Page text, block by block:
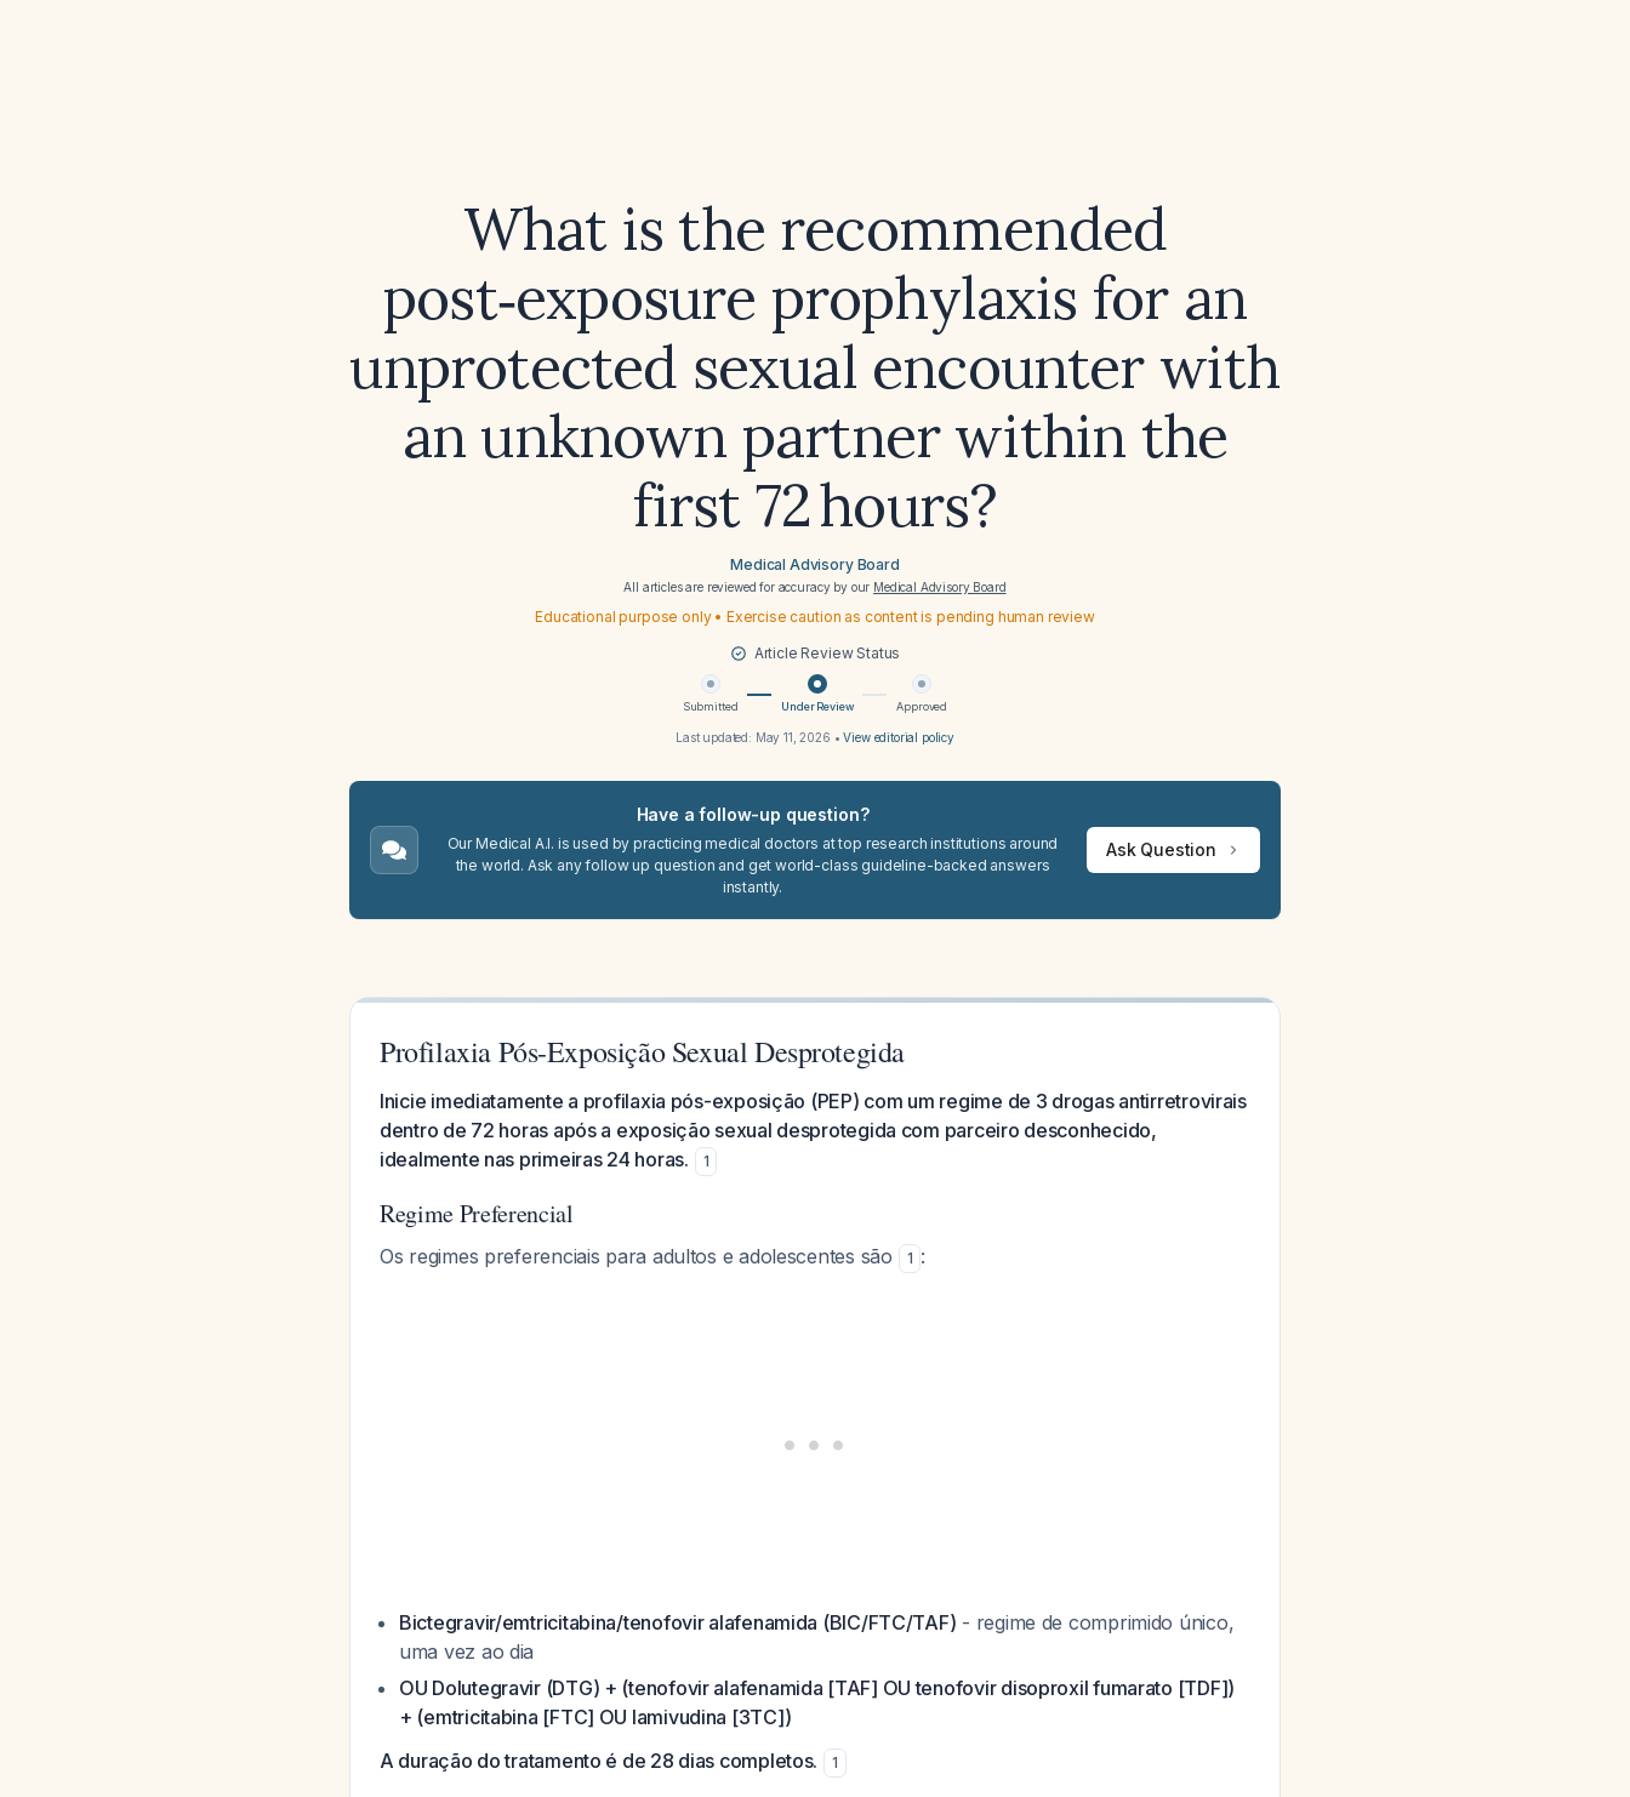
What is the recommended
post‑exposure prophylaxis for an
unprotected sexual encounter with
an unknown partner within the
first 72 hours?
Medical Advisory Board
All articles are reviewed for accuracy by our Medical Advisory Board
Educational purpose only • Exercise caution as content is pending human review
Article Review Status
Submitted Under Review Approved
Last updated: May 11, 2026 •View editorial policy
Have a follow-up question?
Our Medical A.I. is used by practicing medical doctors at top research institutions around
the world. Ask any follow up question and get world-class guideline-backed answers
instantly.
Ask Question
Profilaxia Pós-Exposição Sexual Desprotegida
Inicie imediatamente a profilaxia pós-exposição (PEP) com um regime de 3 drogas antirretrovirais
dentro de 72 horas após a exposição sexual desprotegida com parceiro desconhecido,
idealmente nas primeiras 24 horas.
1
Regime Preferencial
Os regimes preferenciais para adultos e adolescentes são 1 :
Bictegravir/emtricitabina/tenofovir alafenamida (BIC/FTC/TAF) - regime de comprimido único,
uma vez ao dia
OU Dolutegravir (DTG) + (tenofovir alafenamida [TAF] OU tenofovir disoproxil fumarato [TDF])
+ (emtricitabina [FTC] OU lamivudina [3TC])
A duração do tratamento é de 28 dias completos.
1